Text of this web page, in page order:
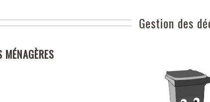
Gestion des
MÉNAGÈRES